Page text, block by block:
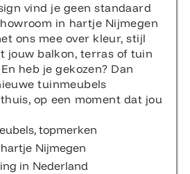
vind je geen standaard
in hartje Nijmegen
ons mee over kleur, stijl
jouw balkon, terras of tuin
heb je gekozen? Dan
tuinmeubels
op een moment dat jou
topmerken
Nijmegen
in Nederland